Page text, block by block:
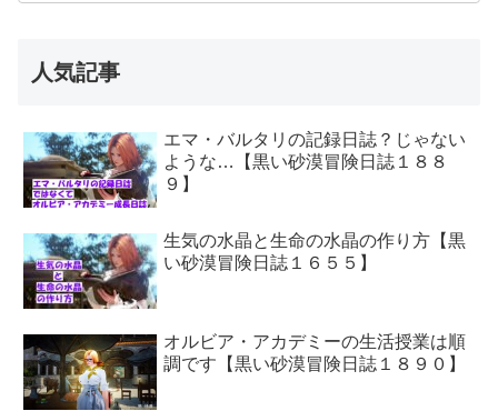
人気記事
エマ・バルタリの記録日誌？じゃない
ような…【黒い砂漠冒険日誌１８８
９】
生気の水晶と生命の水晶の作り方【黒
い砂漠冒険日誌１６５５】
オルビア・アカデミーの生活授業は順
調です【黒い砂漠冒険日誌１８９０】